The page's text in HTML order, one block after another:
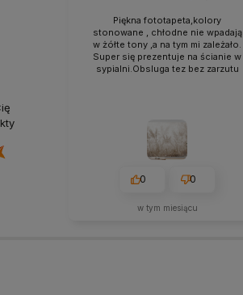
Piękna fototapeta,kolory
stonowane , chłodne nie wpadają
w żółte tony ,a na tym mi zależało.
Super się prezentuje na ścianie w
sypialni.Obsluga tez bez zarzutu
0 0
w tym miesiącu